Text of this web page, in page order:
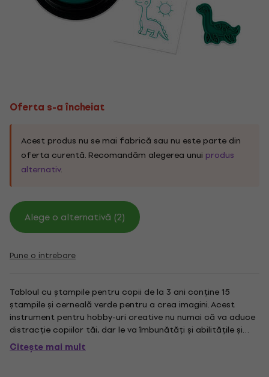
Oferta s-a încheiat
Acest produs nu se mai fabrică sau nu este parte din
oferta curentă. Recomandăm alegerea unui produs
alternativ.
Alege o alternativă (2)
Pune o intrebare
Tabloul cu ștampile pentru copii de la 3 ani conține 15
ștampile și cerneală verde pentru a crea imagini. Acest
instrument pentru hobby-uri creative nu numai că va aduce
distracție copiilor tăi, dar le va îmbunătăți și abilitățile și
creativitatea.
Citește mai mult